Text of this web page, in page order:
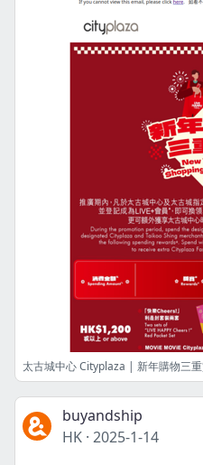
buyandship
HK · 2025-1-14